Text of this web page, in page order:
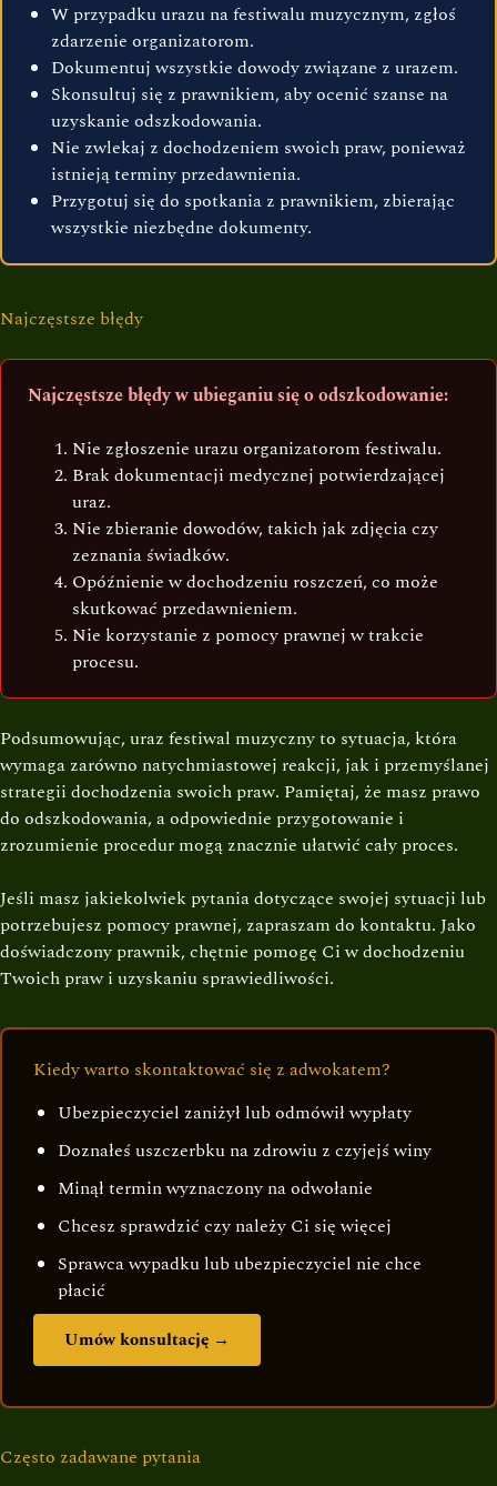
W przypadku urazu na festiwalu muzycznym, zgłoś
zdarzenie organizatorom.
Dokumentuj wszystkie dowody związane z urazem.
Skonsultuj się z prawnikiem, aby ocenić szanse na
uzyskanie odszkodowania.
Nie zwlekaj z dochodzeniem swoich praw, ponieważ
istnieją terminy przedawnienia.
Przygotuj się do spotkania z prawnikiem, zbierając
wszystkie niezbędne dokumenty.
Najczęstsze błędy
Najczęstsze błędy w ubieganiu się o odszkodowanie:
Nie zgłoszenie urazu organizatorom festiwalu.
Brak dokumentacji medycznej potwierdzającej
uraz.
Nie zbieranie dowodów, takich jak zdjęcia czy
zeznania świadków.
Opóźnienie w dochodzeniu roszczeń, co może
skutkować przedawnieniem.
Nie korzystanie z pomocy prawnej w trakcie
procesu.
Podsumowując, uraz festiwal muzyczny to sytuacja, która
wymaga zarówno natychmiastowej reakcji, jak i przemyślanej
strategii dochodzenia swoich praw. Pamiętaj, że masz prawo
do odszkodowania, a odpowiednie przygotowanie i
zrozumienie procedur mogą znacznie ułatwić cały proces.
Jeśli masz jakiekolwiek pytania dotyczące swojej sytuacji lub
potrzebujesz pomocy prawnej, zapraszam do kontaktu. Jako
doświadczony prawnik, chętnie pomogę Ci w dochodzeniu
Twoich praw i uzyskaniu sprawiedliwości.
Kiedy warto skontaktować się z adwokatem?
Ubezpieczyciel zaniżył lub odmówił wypłaty
Doznałeś uszczerbku na zdrowiu z czyjejś winy
Minął termin wyznaczony na odwołanie
Chcesz sprawdzić czy należy Ci się więcej
Sprawca wypadku lub ubezpieczyciel nie chce
płacić
Umów konsultację →
Często zadawane pytania